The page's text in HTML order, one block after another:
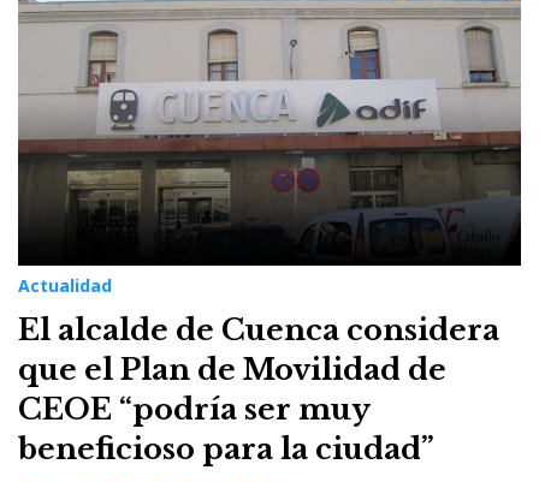
Actualidad
El alcalde de Cuenca considera
que el Plan de Movilidad de
CEOE “podría ser muy
beneficioso para la ciudad”